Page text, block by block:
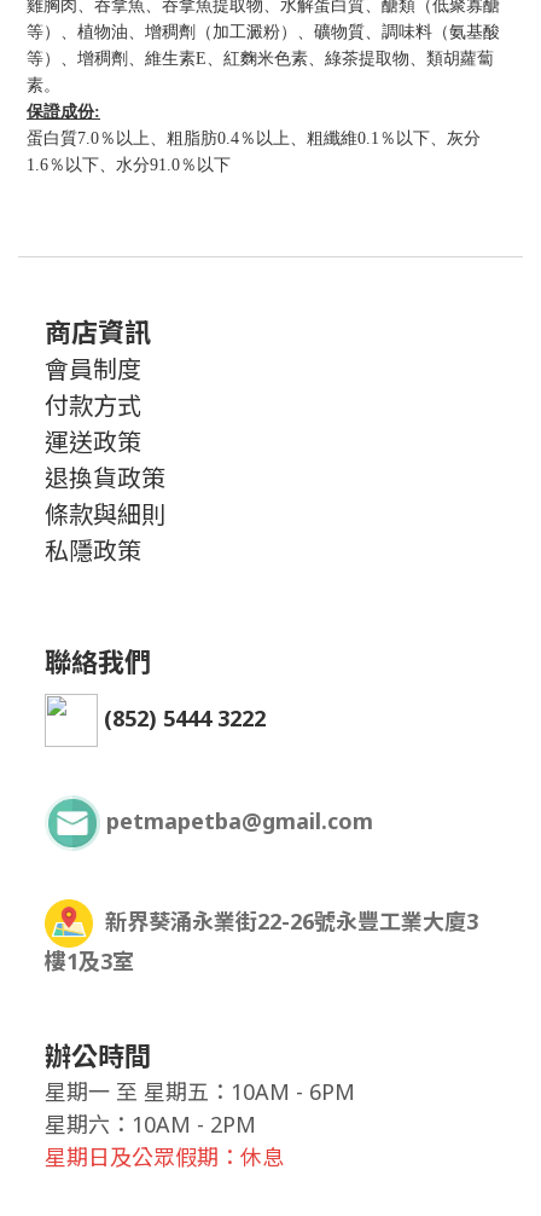
雞胸肉、吞拿魚、吞拿魚提取物、水解蛋白質、醣類（低聚寡醣
等）、植物油、增稠劑（加工澱粉）、礦物質、調味料（氨基酸
等）、增稠劑、維生素E、紅麴米色素、綠茶提取物、類胡蘿蔔
素。
保證成份:
蛋白質7.0％以上、粗脂肪0.4％以上、粗纖維0.1％以下、灰分
1.6％以下、水分91.0％以下
商店資訊
會員制度
付款方式
運送政策
退換貨政策
條款與細則
私隱政策
聯絡我們
(852) 5444 3222
petmapetba@gmail.com
新界葵涌永業街22-26號永豐工業大廈3
樓1及3室
辦公時間
星期一 至 星期五：10AM - 6PM
星期六：10AM - 2PM
星期日及公眾假期：休息